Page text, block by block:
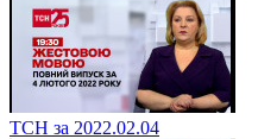
ТСН за 2022.02.04